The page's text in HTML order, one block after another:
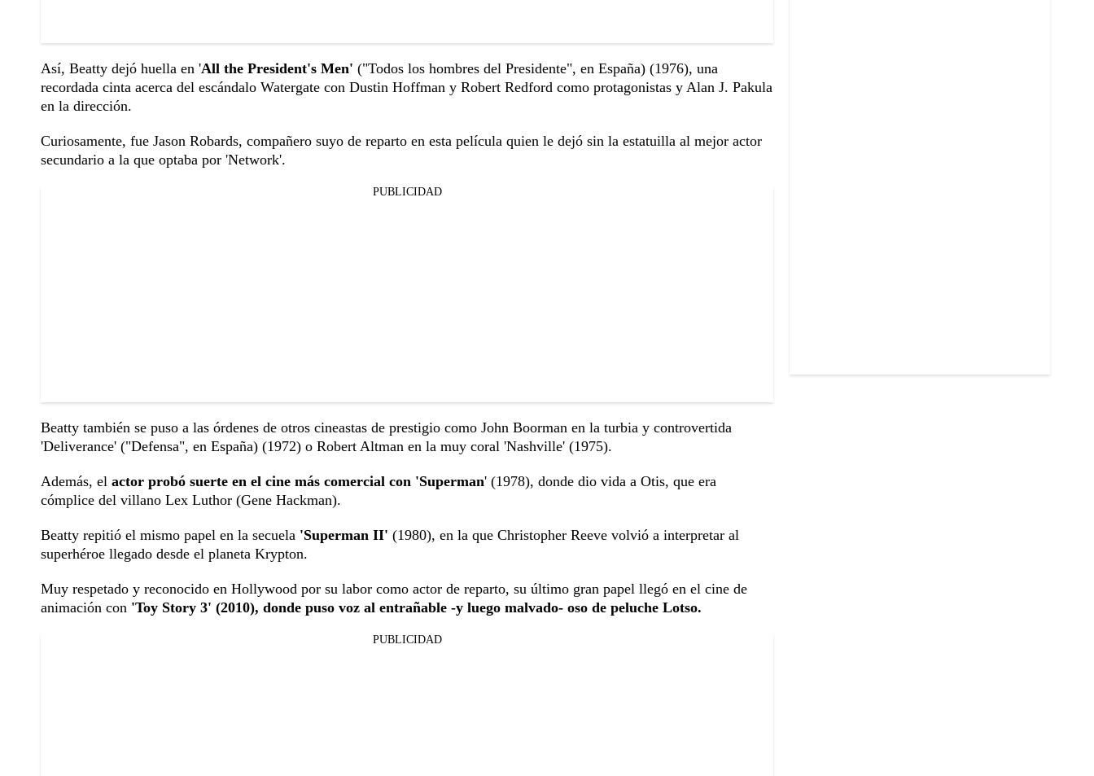
Así, Beatty dejó huella en 'All the President's Men' ("Todos los hombres del Presidente", en España) (1976), una
recordada cinta acerca del escándalo Watergate con Dustin Hoffman y Robert Redford como protagonistas y Alan J. Pakula
en la dirección.
Curiosamente, fue Jason Robards, compañero suyo de reparto en esta película quien le dejó sin la estatuilla al mejor actor
secundario a la que optaba por 'Network'.
PUBLICIDAD
Beatty también se puso a las órdenes de otros cineastas de prestigio como John Boorman en la turbia y controvertida
'Deliverance' ("Defensa", en España) (1972) o Robert Altman en la muy coral 'Nashville' (1975).
Además, el actor probó suerte en el cine más comercial con 'Superman' (1978), donde dio vida a Otis, que era
cómplice del villano Lex Luthor (Gene Hackman).
Beatty repitió el mismo papel en la secuela 'Superman II' (1980), en la que Christopher Reeve volvió a interpretar al
superhéroe llegado desde el planeta Krypton.
Muy respetado y reconocido en Hollywood por su labor como actor de reparto, su último gran papel llegó en el cine de
animación con 'Toy Story 3' (2010), donde puso voz al entrañable -y luego malvado- oso de peluche Lotso.
PUBLICIDAD